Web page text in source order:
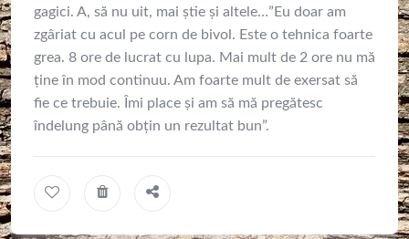
gagici. A, să nu uit, mai știe și altele…”Eu doar am
zgâriat cu acul pe corn de bivol. Este o tehnica foarte
grea. 8 ore de lucrat cu lupa. Mai mult de 2 ore nu mă
ține în mod continuu. Am foarte mult de exersat să
fie ce trebuie. Îmi place și am să mă pregătesc
îndelung până obțin un rezultat bun”.